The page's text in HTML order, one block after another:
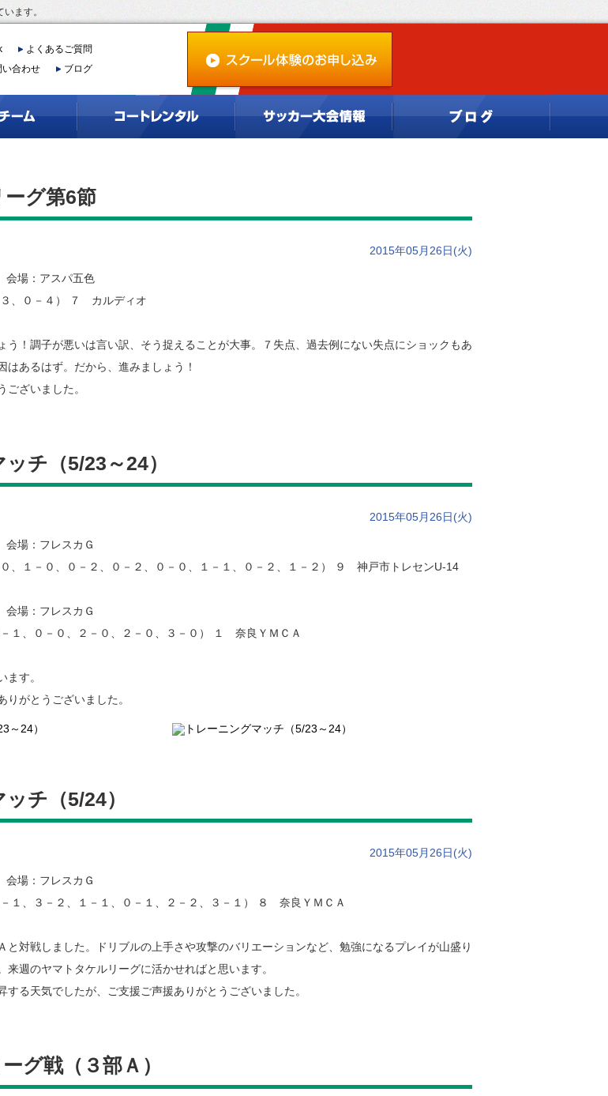
ます。
よくあるご質問
い合わせ ブログ
グ第6節
2015年05月26日(火)
場：アスパ五色
、０－４） ７ カルディオ
！調子が悪いは言い訳、そう捉えることが大事。７失点、過去例にない失点にショックもあ
はあるはず。だから、進みましょう！
ざいました。
チ（5/23～24）
2015年05月26日(火)
場：フレスカＧ
１－０、０－２、０－２、０－０、１－１、０－２、１－２） ９ 神戸市トレセンU-14
場：フレスカＧ
、０－０、２－０、２－０、３－０） １ 奈良ＹＭＣＡ
す。
がとうございました。
チ（5/24）
2015年05月26日(火)
場：フレスカＧ
、３－２、１－１、０－１、２－２、３－１） ８ 奈良ＹＭＣＡ
対戦しました。ドリブルの上手さや攻撃のバリエーションなど、勉強になるプレイが山盛り
来週のヤマトタケルリーグに活かせればと思います。
る天気でしたが、ご支援ご声援ありがとうございました。
グ戦（３部Ａ）